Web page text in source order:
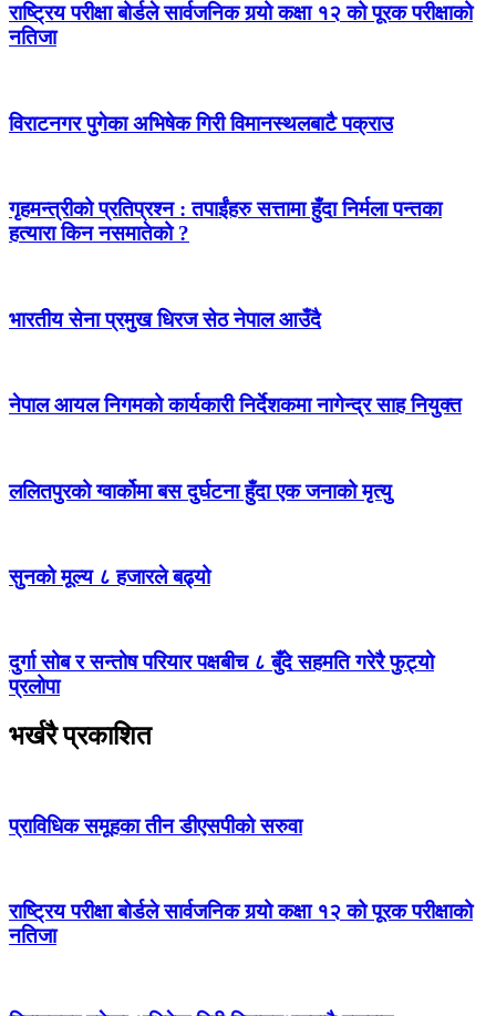
राष्ट्रिय परीक्षा बोर्डले सार्वजनिक गर्‍यो कक्षा १२ को पूरक परीक्षाको
नतिजा
विराटनगर पुगेका अभिषेक गिरी विमानस्थलबाटै पक्राउ
गृहमन्त्रीको प्रतिप्रश्न : तपाईंहरु सत्तामा हुँदा निर्मला पन्तका
हत्यारा किन नसमातेको ?
भारतीय सेना प्रमुख धिरज सेठ नेपाल आउँदै
नेपाल आयल निगमको कार्यकारी निर्देशकमा नागेन्द्र साह नियुक्त
ललितपुरको ग्वार्कोमा बस दुर्घटना हुँदा एक जनाको मृत्यु
सुनको मूल्य ८ हजारले बढ्यो
दुर्गा सोब र सन्तोष परियार पक्षबीच ८ बुँदे सहमति गरेरै फुट्यो
प्रलोपा
भर्खरै प्रकाशित
प्राविधिक समूहका तीन डीएसपीको सरुवा
राष्ट्रिय परीक्षा बोर्डले सार्वजनिक गर्‍यो कक्षा १२ को पूरक परीक्षाको
नतिजा